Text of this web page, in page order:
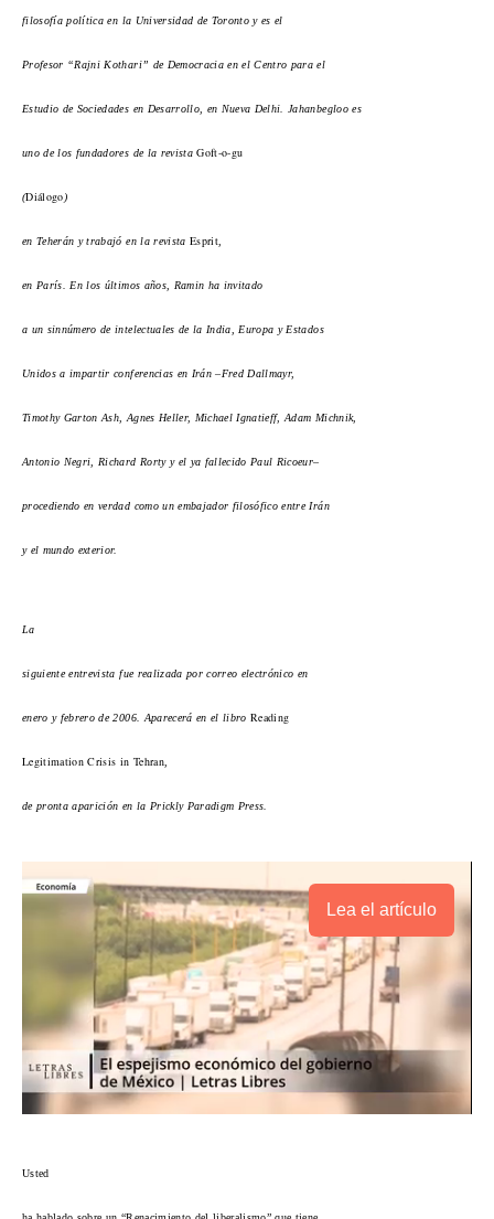
filosofía política en la Universidad de Toronto y es el
Profesor “Rajni Kothari” de Democracia en el Centro para el
Estudio de Sociedades en Desarrollo, en Nueva Delhi. Jahanbegloo es
uno de los fundadores de la revistaGoft-o-gu
(Diálogo)
en Teherán y trabajó en la revista Esprit
en París. En los últimos años, Ramin ha invitado
a un sinnúmero de intelectuales de la India, Europa y Estados
Unidos a impartir conferencias en Irán –Fred Dallmayr,
Timothy Garton Ash, Agnes Heller, Michael Ignatieff, Adam Michnik,
Antonio Negri, Richard Rorty y el ya fallecido Paul Ricoeur–
procediendo en verdad como un embajador filosófico entre Irán
y el mundo exterior.
La
siguiente entrevista fue realizada por correo electrónico en
enero y febrero de 2006. Aparecerá en el libroReading
Legitimation Crisis in Tehran,
de pronta aparición en la Prickly Paradigm Press.
Lea el artículo
Usted